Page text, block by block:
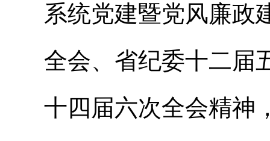
系统党建暨党风廉政
全会、省纪委十二届
十四届六次全会精神